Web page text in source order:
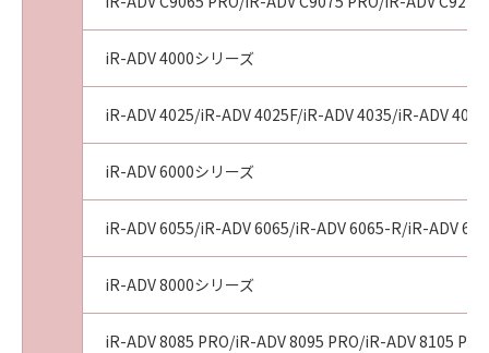
ANY OTHER COMMUNICATIONS BETWEEN
YOU AND CANON RELATING TO THE
SUBJECT MATTER HEREOF. NO AMENDMENT
TO THIS AGREEMENT SHALL BE EFFECTIVE
UNLESS SIGNED BY A DULY AUTHORISED
REPRESENTATIVE OF CANON.
Should you have any questions concerning
Canon for any reason, please write to Canon's
sales subsidiary or distributor/dealer, serving
the country where you obtained the
Products.
iR-ADV 4000シリーズ
iR-ADV 4025/iR-ADV 4025F/iR-ADV 4035/iR-ADV
iR-ADV 6000シリーズ
iR-ADV 6055/iR-ADV 6065/iR-ADV 6065-R/iR-ADV
iR-ADV 8000シリーズ
iR-ADV 8085 PRO/iR-ADV 8095 PRO/iR-ADV 8105